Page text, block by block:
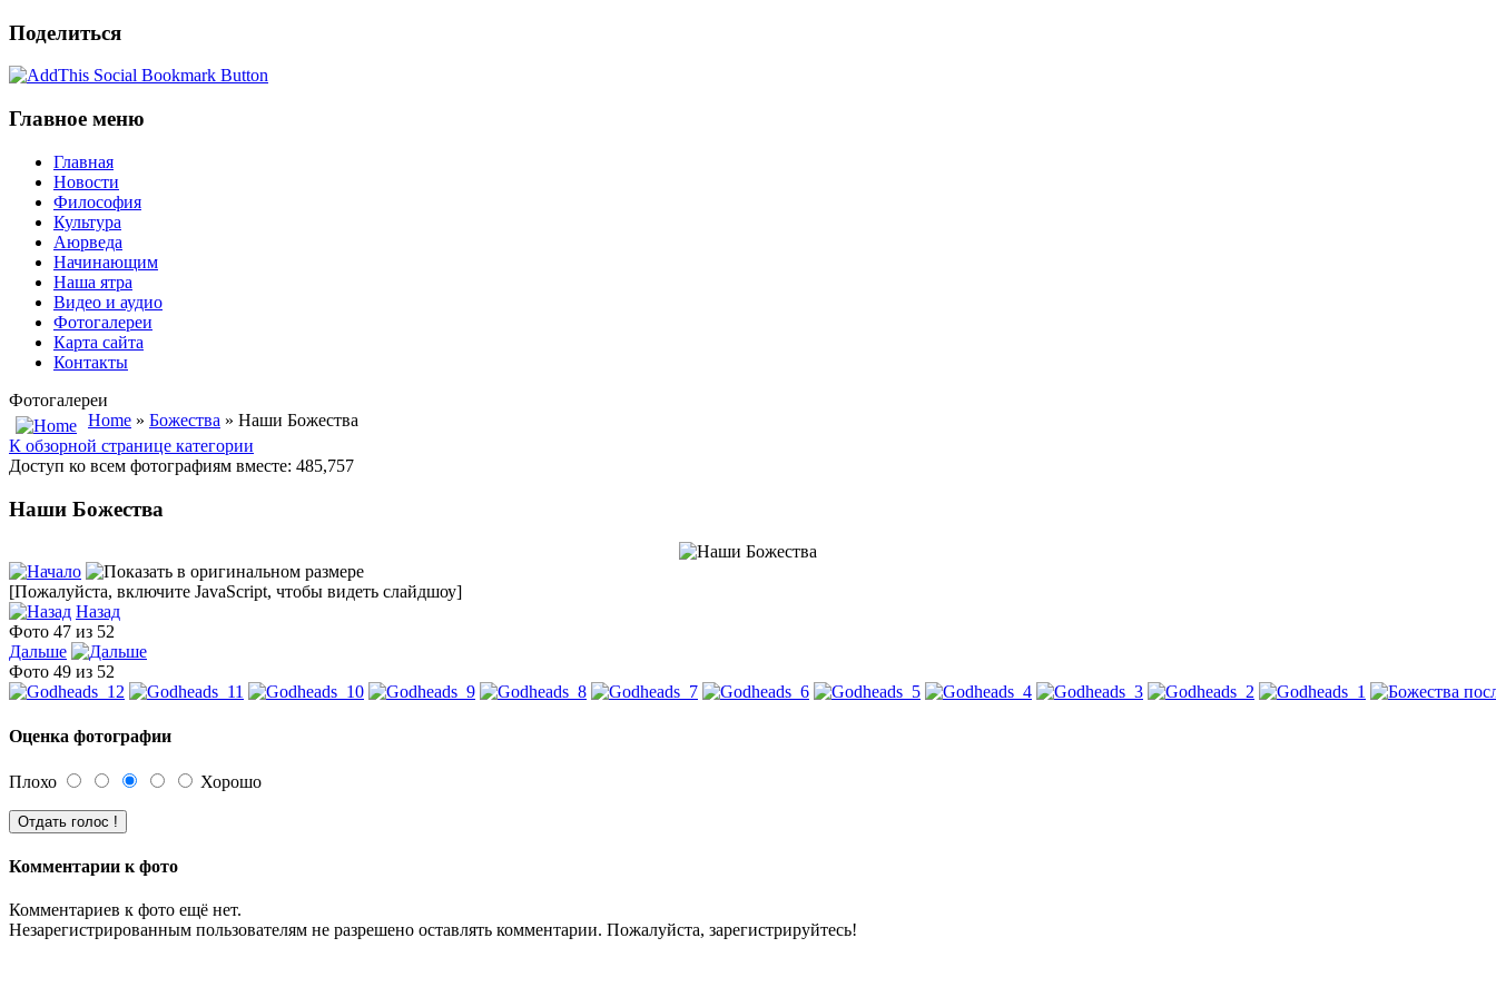
Поделиться
Главное меню
Главная
Новости
Философия
Культура
Аюрведа
Начинающим
Наша ятра
Видео и аудио
Фотогалереи
Карта сайта
Контакты
Фотогалереи
Home » Божества » Наши Божества
К обзорной странице категории
Доступ ко всем фотографиям вместе: 485,757
Наши Божества
[Пожалуйста, включите JavaScript, чтобы видеть слайдшоу]
Назад
Фото 47 из 52
Дальше
Фото 49 из 52
Оценка фотографии
Плохо Хорошо
Комментарии к фото
Комментариев к фото ещё нет.
Незарегистрированным пользователям не разрешено оставлять комментарии. Пожалуйста, зарегистрируйтесь!